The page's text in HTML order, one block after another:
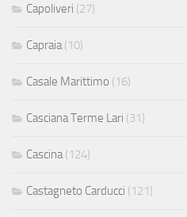
Capoliveri (27)
Capraia (10)
Casale Marittimo (16)
Casciana Terme Lari (31)
Cascina (124)
Castagneto Carducci (121)